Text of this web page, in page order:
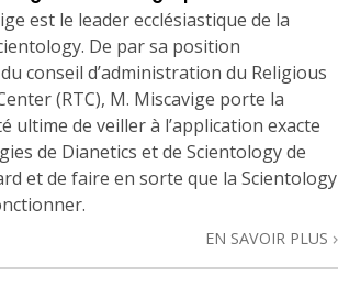
est le leader ecclésiastique de la
De par sa position
conseil d’administration du Religious
(RTC), M. Miscavige porte la
ultime de veiller à l’application exacte
de Dianetics et de Scientology de
et de faire en sorte que la Scientology
EN SAVOIR PLUS